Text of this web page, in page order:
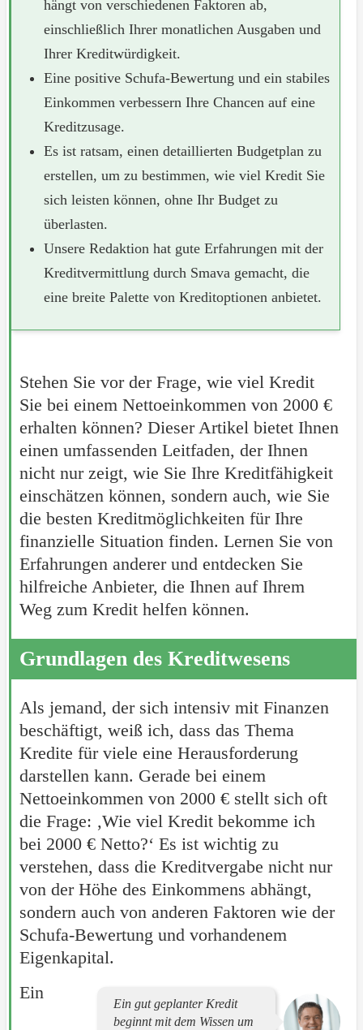
hängt von verschiedenen Faktoren ab,
einschließlich Ihrer monatlichen Ausgaben und
Ihrer Kreditwürdigkeit.
Eine positive Schufa-Bewertung und ein stabiles
Einkommen verbessern Ihre Chancen auf eine
Kreditzusage.
Es ist ratsam, einen detaillierten Budgetplan zu
erstellen, um zu bestimmen, wie viel Kredit Sie
sich leisten können, ohne Ihr Budget zu
überlasten.
Unsere Redaktion hat gute Erfahrungen mit der
Kreditvermittlung durch Smava gemacht, die
eine breite Palette von Kreditoptionen anbietet.
Stehen Sie vor der Frage, wie viel Kredit
Sie bei einem Nettoeinkommen von 2000 €
erhalten können? Dieser Artikel bietet Ihnen
einen umfassenden Leitfaden, der Ihnen
nicht nur zeigt, wie Sie Ihre Kreditfähigkeit
einschätzen können, sondern auch, wie Sie
die besten Kreditmöglichkeiten für Ihre
finanzielle Situation finden. Lernen Sie von
Erfahrungen anderer und entdecken Sie
hilfreiche Anbieter, die Ihnen auf Ihrem
Weg zum Kredit helfen können.
Grundlagen des Kreditwesens
Als jemand, der sich intensiv mit Finanzen
beschäftigt, weiß ich, dass das Thema
Kredite für viele eine Herausforderung
darstellen kann. Gerade bei einem
Nettoeinkommen von 2000 € stellt sich oft
die Frage: ‚Wie viel Kredit bekomme ich
bei 2000 € Netto?‘ Es ist wichtig zu
verstehen, dass die Kreditvergabe nicht nur
von der Höhe des Einkommens abhängt,
sondern auch von anderen Faktoren wie der
Schufa-Bewertung und vorhandenem
Eigenkapital.
Ein gut geplanter Kredit
beginnt mit dem Wissen um
Ein